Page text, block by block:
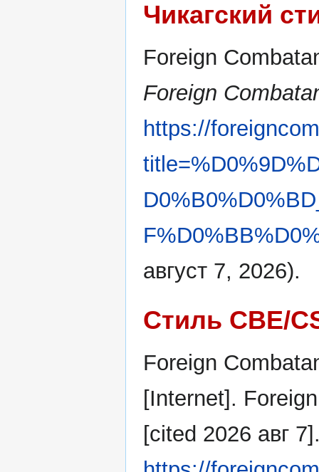
Чикагский
Foreign
Foreign
https://
август 7, 2026).
Стиль CBE/
Foreign
[Internet].
[cited 2026 авг